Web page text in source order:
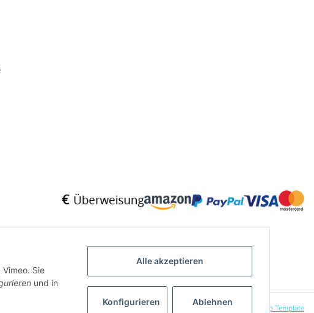
Sie
und in
Alle akzeptieren
Konfigurieren Ablehnen
Powered by JTL-Shop|CLEARIX JTL-Shop Template